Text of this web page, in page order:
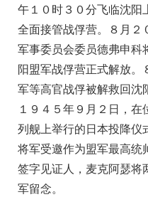
午１０时３０分飞临沈阳
全面接管战俘营。８月２
军事委员会委员德弗申科
阳盟军战俘营正式解放。
军等高官战俘被解救回沈
１９４５年９月２日，在
列舰上举行的日本投降仪
将军受邀作为盟军最高统
签字见证人，麦克阿瑟将
军留念。